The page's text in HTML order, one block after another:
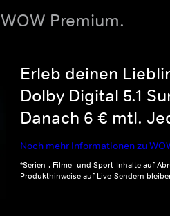
Premium.
Erleb deinen
Dolby Digital 5.1
Danach 6 € mtl.
Noch mehr Informationen zu
*Serien-, Filme- und Sport-Inhalte auf
Produkthinweise auf Live-Sendern